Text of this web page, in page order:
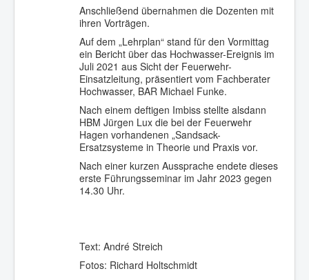
Anschließend übernahmen die Dozenten mit
ihren Vorträgen.
Auf dem „Lehrplan“ stand für den Vormittag
ein Bericht über das Hochwasser-Ereignis im
Juli 2021 aus Sicht der Feuerwehr-
Einsatzleitung, präsentiert vom Fachberater
Hochwasser, BAR Michael Funke.
Nach einem deftigen Imbiss stellte alsdann
HBM Jürgen Lux die bei der Feuerwehr
Hagen vorhandenen „Sandsack-
Ersatzsysteme in Theorie und Praxis vor.
Nach einer kurzen Aussprache endete dieses
erste Führungsseminar im Jahr 2023 gegen
14.30 Uhr.
Text: André Streich
Fotos: Richard Holtschmidt